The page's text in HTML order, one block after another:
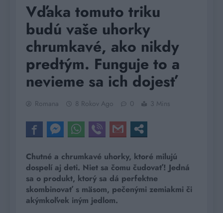
Vďaka tomuto triku
budú vaše uhorky
chrumkavé, ako nikdy
predtým. Funguje to a
nevieme sa ich dojesť
Romana 8 Rokov Ago 0 3 Mins
Chutné a chrumkavé uhorky, ktoré milujú
dospelí aj deti. Niet sa čomu čudovať! Jedná
sa o produkt, ktorý sa dá perfektne
skombinovať s mäsom, pečenými zemiakmi či
akýmkoľvek iným jedlom.